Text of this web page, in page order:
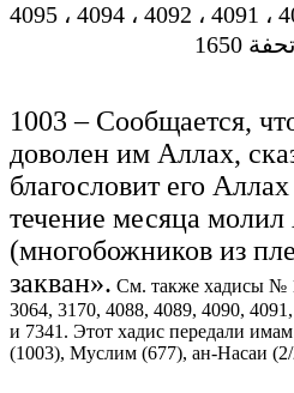
3170 ، 4088 ، 4089 ، 4090 ، 4091 ، 4092 ، 4094 ، 4095
1003 – Сообщается,
доволен им Аллах,
благословит его
течение месяца молил
(многобожников из
закван». См. также хадисы №
3064, 3170, 4088, 4089, 4090,
и 7341. Этот хадис передали
(1003), Муслим (677), ан-Насаи